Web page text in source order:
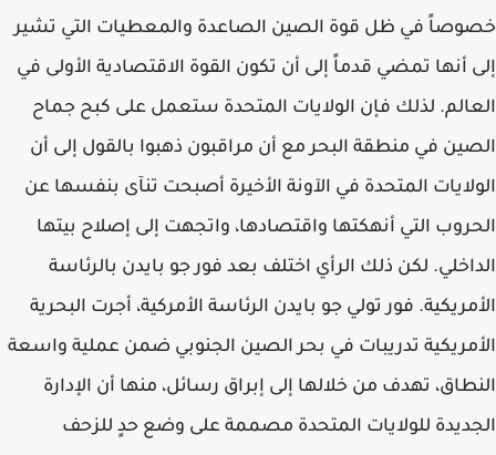
خصوصاً في ظل قوة الصين الصاعدة والمعطيات التي تشير
إلى أنها تمضي قدماً إلى أن تكون القوة الاقتصادية الأولى في
العالم. لذلك فإن الولايات المتحدة ستعمل على كبح جماح
الصين في منطقة البحر مع أن مراقبون ذهبوا بالقول إلى أن
الولايات المتحدة في الآونة الأخيرة أصبحت تنآى بنفسها عن
الحروب التي أنهكتها واقتصادها، واتجهت إلى إصلاح بيتها
الداخلي. لكن ذلك الرأي اختلف بعد فور جو بايدن بالرئاسة
الأمريكية. فور تولي جو بايدن الرئاسة الأمركية، أجرت البحرية
الأمريكية تدريبات في بحر الصين الجنوبي ضمن عملية واسعة
النطاق، تهدف من خلالها إلى إبراق رسائل، منها أن الإدارة
الجديدة للولايات المتحدة مصممة على وضع حدٍ للزحف